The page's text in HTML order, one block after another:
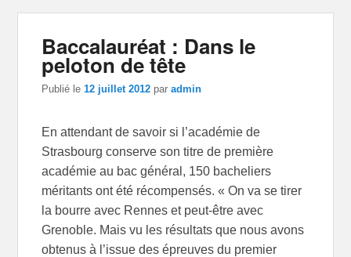
Baccalauréat : Dans le
peloton de tête
Publié le12 juillet 2012 paradmin
En attendant de savoir si l’académie de
Strasbourg conserve son titre de première
académie au bac général, 150 bacheliers
méritants ont été récompensés. « On va se tirer
la bourre avec Rennes et peut-être avec
Grenoble. Mais vu les résultats que nous avons
obtenus à l’issue des épreuves du premier